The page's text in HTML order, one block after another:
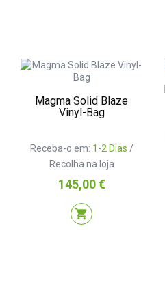
Magma Solid Blaze
Vinyl-Bag
Receba-o em: 1-2 Dias /
Recolha na loja
Preço
145,00 €
shopping_cart